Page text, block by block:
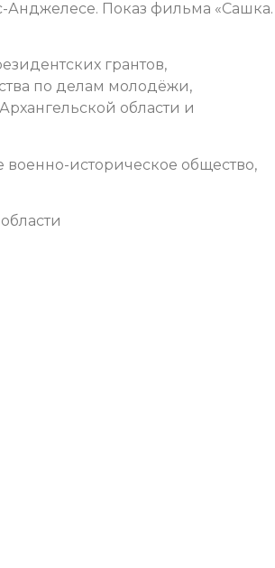
Анджелесе. Показ фильма «Сашка.
грантов,
по делам молодёжи,
области и
историческое общество,